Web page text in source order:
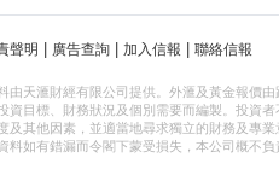
聲明 廣告查詢 加入信報 聯絡信報
天滙財經有限公司提供。外滙及黃金報價由
目標、財務狀況及個別需要而編製。投資
其他因素，並適當地尋求獨立的財務及專
如有錯漏而令閣下蒙受損失，本公司概不負